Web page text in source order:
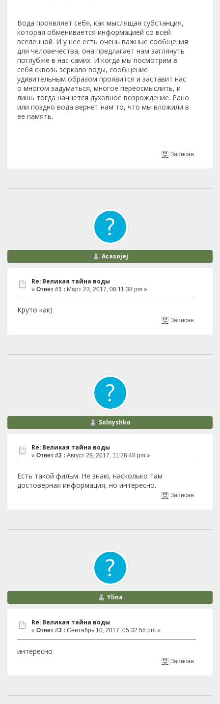
Вода проявляет себя, как мыслящая субстанция,
которая обменивается информацией со всей
вселенной. И у нее есть очень важные сообщения
для человечества, она предлагает нам заглянуть
поглубже в нас самих. И когда мы посмотрим в
себя сквозь зеркало воды, сообщение
удивительным образом проявится и заставит нас
о многом задуматься, многое переосмыслить, и
лишь тогда начнется духовное возрождение. Рано
или поздно вода вернет нам то, что мы вложили в
ее память.
Записан
Acasojej
Re: Великая тaйна воды
« Ответ #1 : Март 23, 2017, 08:11:38 pm »
Круто как)
Записан
Solnyshko
Re: Великая тaйна воды
« Ответ #2 : Август 29, 2017, 11:26:48 pm »
Есть такой фильм. Не знаю, насколько там
достоверная информация, но интересно.
Записан
Ylina
Re: Великая тaйна воды
« Ответ #3 : Сентябрь 10, 2017, 05:32:58 pm »
интересно
Записан